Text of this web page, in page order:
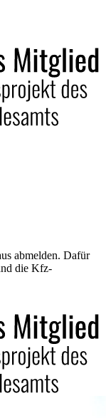
abmelden. Dafür
die Kfz-